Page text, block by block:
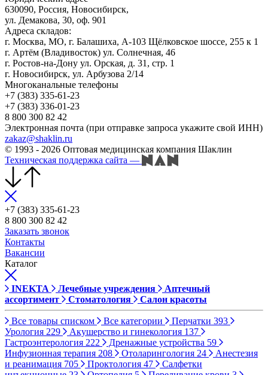
630090, Россия, Новосибирск,
ул. Демакова, 30, оф. 901
Адреса складов:
г. Москва, МО, г. Балашиха, А-103 Щёлковское шоссе, 255 к 1
г. Артём (Владивосток) ул. Солнечная, 46
г. Ростов-на-Дону ул. Орская, д. 31, стр. 1
г. Новосибирск, ул. Арбузова 2/14
Многоканальные телефоны
+7 (383) 335-61-23
+7 (383) 336-01-23
8 800 300 82 42
Электронная почта (при отправке запроса укажите свой ИНН)
zakaz@shaklin.ru
© 1993 - 2026 Оптовая медицинская компания Шаклин
Техническая поддержка сайта —
+7 (383) 335-61-23
8 800 300 82 42
Заказать звонок
Контакты
Вакансии
Каталог
INEKTA Лечебные учреждения
Аптечный
ассортимент
Стоматология Салон красоты
Все товары списком Все категории Перчатки 393
Урология 229 Акушерство и гинекология 137
Гастроэнтерология 222 Дренажные устройства 59
Инфузионная терапия 208 Отоларингология 24
Анестезия
и реанимация 705 Проктология 47
Салфетки